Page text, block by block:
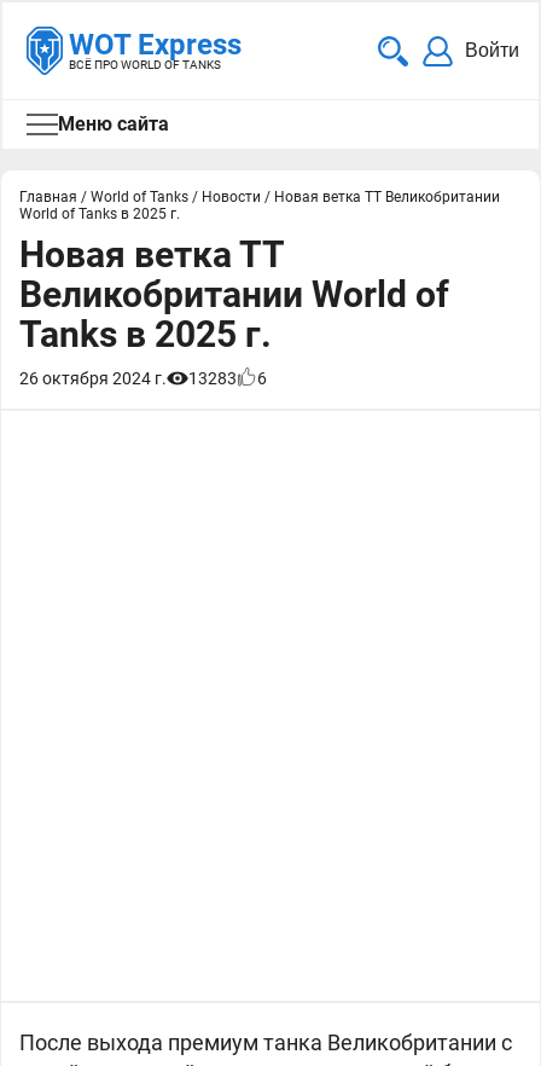
WOT Express
ВСЁ ПРО WORLD OF TANKS
Войти
Меню сайта
Главная / World of Tanks / Новости / Новая ветка ТТ Великобритании
World of Tanks в 2025 г.
Новая ветка ТТ
Великобритании World of
Tanks в 2025 г.
26 октября 2024 г. 13283 6
После выхода премиум танка Великобритании с